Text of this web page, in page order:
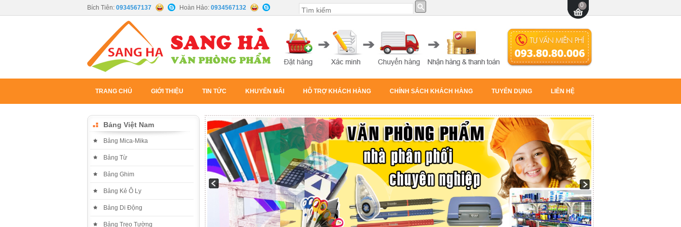
Bích Tiên: 0934567137 Hoàn Hảo: 0934567132
TRANG CHỦ GIỚI THIỆU TIN TỨC KHUYẾN MÃI HỖ TRỢ KHÁCH HÀNG CHÍNH SÁCH KHÁCH HÀNG TUYỂN DỤNG LIÊN HỆ
Bảng Việt Nam
Bảng Mica-Mika
Bảng Từ
Bảng Ghim
Bảng Kẻ Ô Ly
Bảng Di Động
Bảng Treo Tường